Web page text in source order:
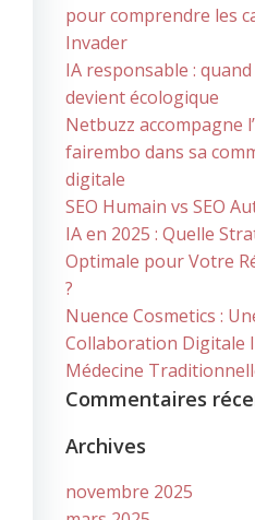
pour comprendre les
Invader
IA responsable :
devient écologique
Netbuzz accompagne
fairembo dans sa
digitale
SEO Humain vs SEO
IA en 2025 : Quelle
Optimale pour Votre
?
Nuence Cosmetics :
Collaboration Digitale
Médecine
Commentaires
Archives
novembre 2025